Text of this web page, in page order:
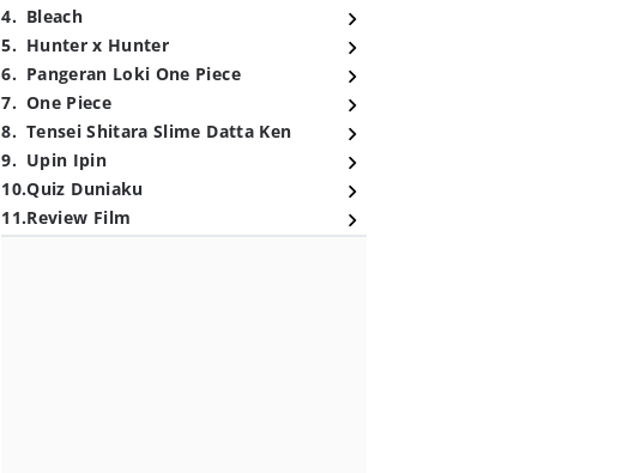
4. Bleach
5. Hunter x Hunter
6. Pangeran Loki One Piece
7. One Piece
8. Tensei Shitara Slime Datta Ken
9. Upin Ipin
10.Quiz Duniaku
11.Review Film